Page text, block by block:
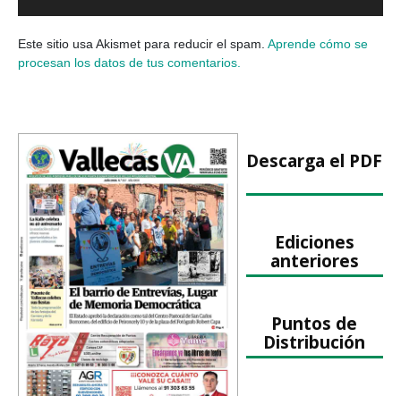
Este sitio usa Akismet para reducir el spam. Aprende cómo se
procesan los datos de tus comentarios.
Descarga el PDF
Ediciones
anteriores
Puntos de
Distribución